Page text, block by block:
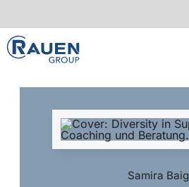
Samira Baig